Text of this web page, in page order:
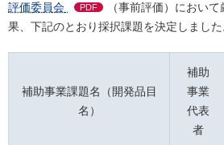
評価委員会
PDF
（事前評価）におい
果、下記のとおり採択課題を決定しました
補助事業課題名（開発品目
名）
補助
事業
代表
者